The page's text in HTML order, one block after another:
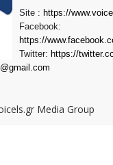
Site : https://
Facebook:
https://
Twitter: https://
Media Group